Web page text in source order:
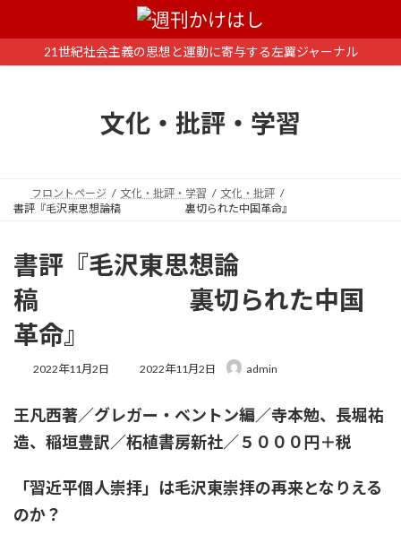
ン
ー
21世紀社会主義の思想と運動に寄与する左翼ジャーナル
文化・批評・学習
フロントページ 文化・批評・学習
文化・批評
書評『毛沢東思想論稿 裏切られた中国革命』
書評『毛沢東思想論
稿 裏切られた中国
革命』
2022年11月2日
最
新
時
2022年11月2日 admin
王凡西著／グレガー・ベントン編／寺本勉、長堀祐
造、稲垣豊訳／柘植書房新社／５０００円＋税
「習近平個人崇拝」は毛沢東崇拝の再来となりえる
のか？